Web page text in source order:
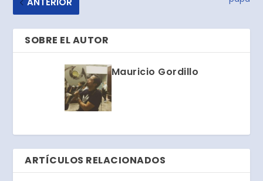
SOBRE EL AUTOR
Mauricio Gordillo
ARTÍCULOS RELACIONADOS